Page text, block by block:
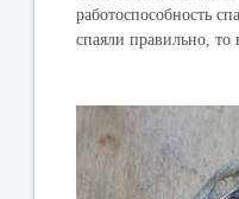
работоспособность
спаяли правильно, то